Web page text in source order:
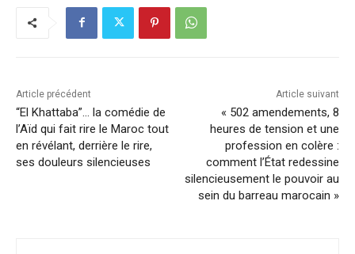
Article précédent
“El Khattaba”… la comédie de
l’Aïd qui fait rire le Maroc tout
en révélant, derrière le rire,
ses douleurs silencieuses
Article suivant
« 502 amendements, 8
heures de tension et une
profession en colère :
comment l’État redessine
silencieusement le pouvoir au
sein du barreau marocain »